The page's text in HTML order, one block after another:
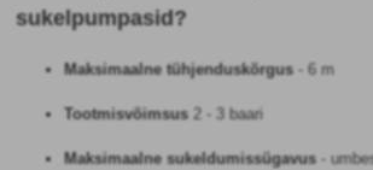
sukelpumpasid?
Maksimaalne tühjenduskõrgus - 6 m
Tootmisvõimsus 2 - 3 baari
Maksimaalne sukeldumissügavus -